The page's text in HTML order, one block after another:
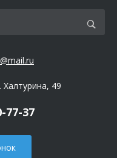
Халтурина, 49
77-37